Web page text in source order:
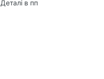
Деталі в пп